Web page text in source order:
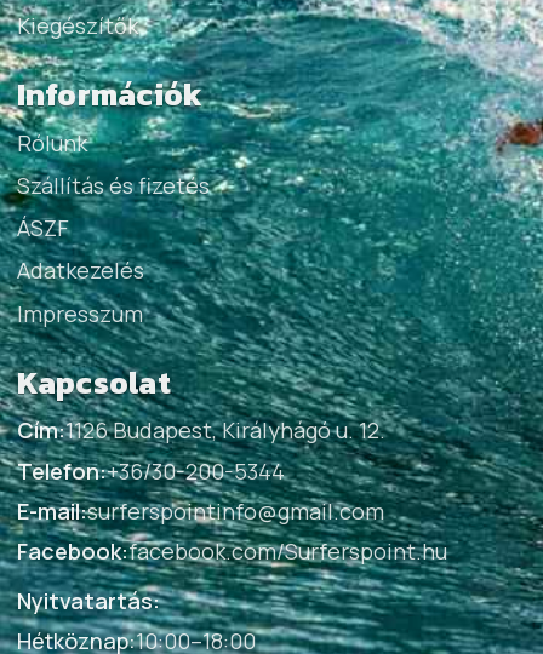
Kiegészítők
Információk
Rólunk
Szállítás és fizetés
ÁSZF
Adatkezelés
Impresszum
Kapcsolat
Cím:1126 Budapest, Királyhágó u. 12.
Telefon:+36/30-200-5344
E-mail:surferspointinfo@gmail.com
Facebook:facebook.com/Surferspoint.hu
Nyitvatartás:
Hétköznap:10:00–18:00